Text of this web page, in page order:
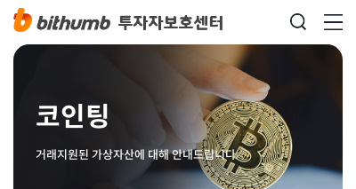
코인팅
거래지원된 가상자산에 대해 안내드립니다